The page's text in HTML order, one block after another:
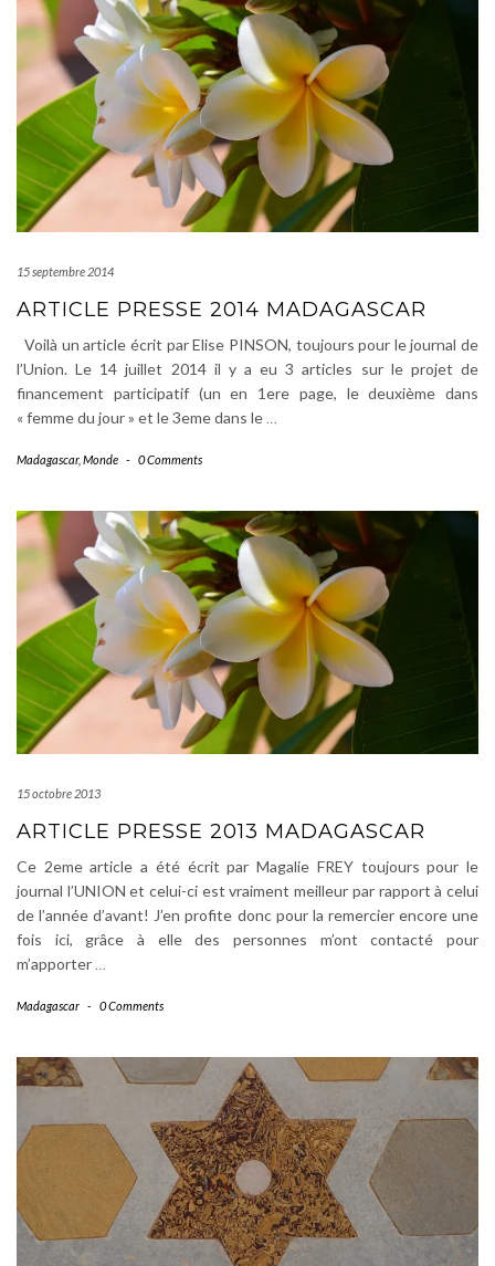
15 septembre 2014
ARTICLE PRESSE 2014 MADAGASCAR
Voilà un article écrit par Elise PINSON, toujours pour le journal de
l’Union. Le 14 juillet 2014 il y a eu 3 articles sur le projet de
financement participatif (un en 1ere page, le deuxième dans
« femme du jour » et le 3eme dans le …
Madagascar, Monde - 0 Comments
15 octobre 2013
ARTICLE PRESSE 2013 MADAGASCAR
Ce 2eme article a été écrit par Magalie FREY toujours pour le
journal l’UNION et celui-ci est vraiment meilleur par rapport à celui
de l’année d’avant! J’en profite donc pour la remercier encore une
fois ici, grâce à elle des personnes m’ont contacté pour
m’apporter …
Madagascar - 0 Comments